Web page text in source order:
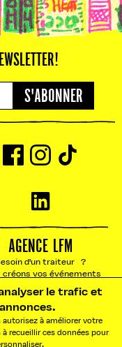
S'ABONNER
AGENCE LFM
d'un traiteur ?
créons vos événements
sur mesure.
le trafic et
à améliorer votre
recueillir ces données pour